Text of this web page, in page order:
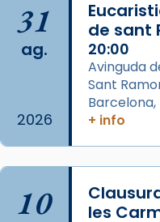
comitè
del Sant Pare Lleó
col·laboradors, a
L’arquebisbe de
Josep Omella, ha
concelebrat el
Mons. David
📸 Dr. G. Simón
Photo
31
ag.
2026
de sant
20:00
Avinguda
Sant
Barcelona,
+ info
10
les